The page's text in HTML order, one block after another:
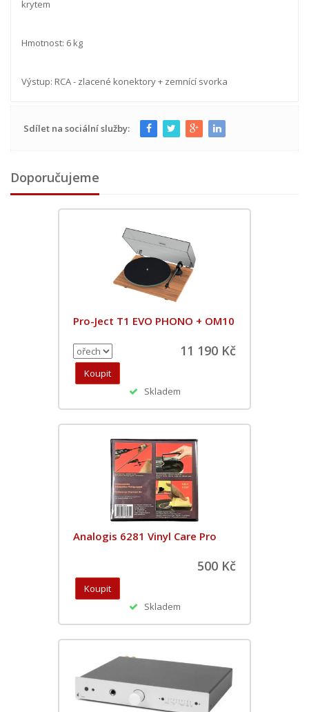
krytem
Hmotnost: 6 kg
Výstup: RCA - zlacené konektory + zemnící svorka
Sdílet na sociální služby:
Doporučujeme
Pro-Ject T1 EVO PHONO + OM10
11 190 Kč
Skladem
Analogis 6281 Vinyl Care Pro
500 Kč
Skladem